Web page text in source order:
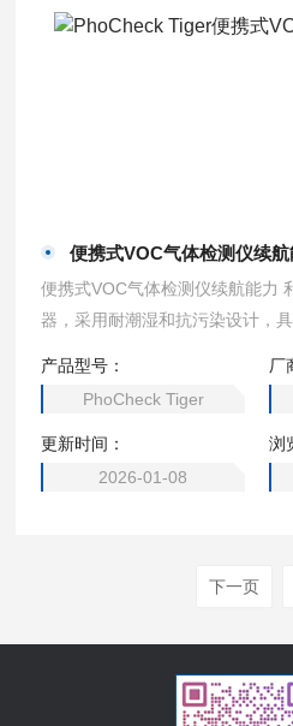
便携式VOC气体检测仪续航
便携式VOC气体检测仪续航能力
器，采用耐潮湿和抗污染设计，
产品型号：
PhoCheck Tiger
厂
更新时间：
2026-01-08
浏
下一页